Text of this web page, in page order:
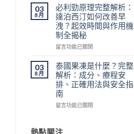
價
錢、
醫
生
紙
要
與
安
全
購
買
注
項〉
陽
藥
香
港
怎
麼
中
龍
藥
房
壯
陽
藥
薦
｜
香
港
男
性
產
03
8 月
必利勁原理完整解析：
達泊西汀如何改善早
洩？起效時間與作用機
制全揭秘
在
利
勁
原
理
完
整
達
留言功能已關閉
03
8 月
泰國果凍是什麼？完整
解析：成分、療程安
排、正確用法與安全指
南
在
果
留言功能已關閉
熱點關注